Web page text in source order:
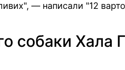
— написали "12
собаки Хала